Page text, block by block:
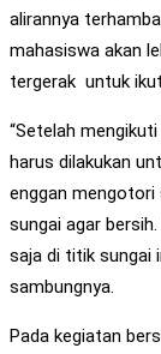
alirannya
mahasiswa akan
tergerak untuk
“Setelah
harus dilakukan
enggan mengotori
sungai agar
saja di titik sungai
sambungnya.
Pada kegiatan